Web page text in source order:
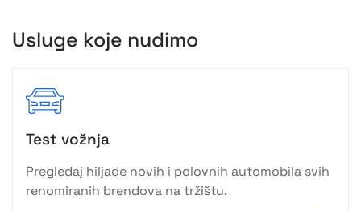
Usluge koje nudimo
Test vožnja
Pregledaj hiljade novih i polovnih automobila svih
renomiranih brendova na tržištu.